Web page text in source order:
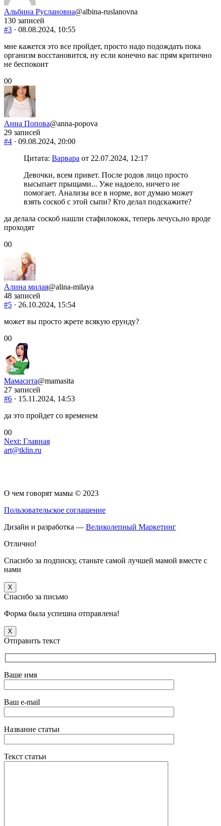
Альбина Руслановна@albina-ruslanovna
130 записей
#3 · 08.08.2024, 10:55
мне кажется это все пройдет, просто надо подождать пока
организм восстановится, ну если конечно вас прям критично
не беспокоит
Голосуйте
палец
вниз.
0Голосуйте
палец
вверх.
0
Анна Попова@anna-popova
29 записей
#4 · 09.08.2024, 20:00
Цитата: Варвара от 22.07.2024, 12:17
Девочки, всем привет. После родов лицо просто
высыпает прыщами... Уже надоело, ничего не
помогает. Анализы все в норме, вот думаю может
взять соскоб с этой сыпи? Кто делал подскажите?
да делала соскоб нашли стафилококк, теперь лечусь,но вроде
проходят
Голосуйте
палец
вниз.
0Голосуйте
палец
вверх.
0
Алина милая@alina-milaya
48 записей
#5 · 26.10.2024, 15:54
может вы просто жрете всякую ерунду?
Голосуйте
палец
вниз.
0Голосуйте
палец
вверх.
0
Мамасита@mamasita
27 записей
#6 · 15.11.2024, 14:53
да это пройдет со временем
Голосуйте
-
палец
0Голосуйте
-
палец
0
Навигация
по
Next: Главная
art@tklin.ru
О чем говорят мамы © 2023
Пользовательское соглашение
Дизайн и разработка — Великолепный Маркетинг
Отлично!
Спасибо за подписку, станьте самой лучшей мамой вместе с
нами
X
Спасибо за письмо
Форма была успешна отправлена!
X
Отправить текст
Ваше имя
Ваш e-mail
Название статьи
Текст статьи